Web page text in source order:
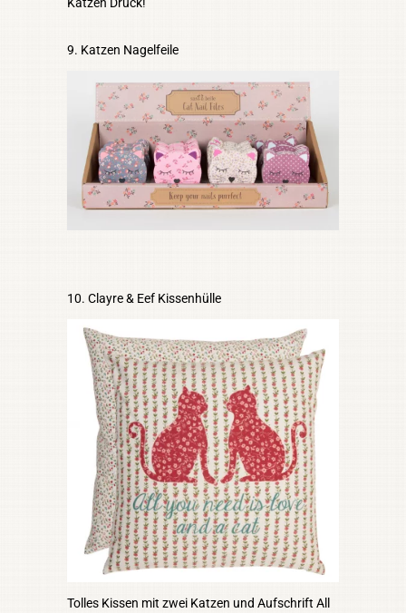
Katzen Druck!
9. Katzen Nagelfeile
10. Clayre & Eef Kissenhülle
Tolles Kissen mit zwei Katzen und Aufschrift All